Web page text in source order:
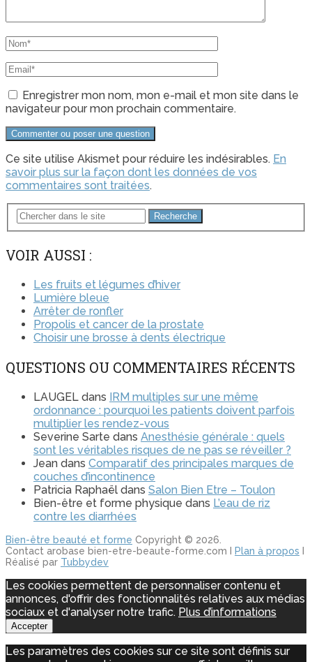
Enregistrer mon nom, mon e-mail et mon site dans le
navigateur pour mon prochain commentaire.
Ce site utilise Akismet pour réduire les indésirables. En
savoir plus sur la façon dont les données de vos
commentaires sont traitées.
Recherche
VOIR AUSSI :
Les fruits et légumes d’hiver
Lumière bleue
Arrêter de ronfler
Propolis et cancer de la prostate
Choisir une brosse à dents électrique
QUESTIONS OU COMMENTAIRES RÉCENTS
LAUGEL dans IRM multiples sur une même
ordonnance : pourquoi les patients doivent parfois
multiplier les rendez-vous
Severine Sarte dans Anesthésie générale : quels
sont les véritables risques de ne pas se réveiller ?
Jean dans Comparatif des principales marques de
couches d’incontinence
Patricia Raphaël dans Salon Bien Etre – Toulon
Bien-être et forme physique dans L’eau de riz
contre les diarrhées
Bien-être beauté et forme Copyright © 2026.
Contact arobase bien-etre-beaute-forme.com I
Plan à propos
Réalisé par Tubbydev
Les cookies permettent de personnaliser contenu et
annonces, d'offrir des fonctionnalités relatives aux médias
sociaux et d'analyser notre trafic. Plus d’informations
Accepter
Les paramètres des cookies sur ce site sont définis sur